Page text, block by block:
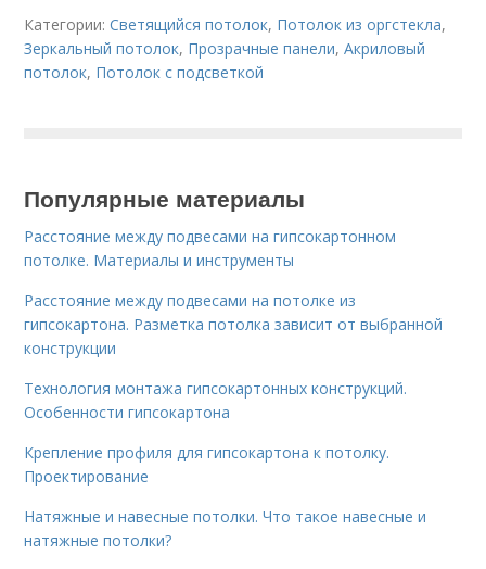
Категории:Светящийся потолок, Потолок из оргстекла,
Зеркальный потолок, Прозрачные панели,Акриловый
потолок, Потолок с подсветкой
Популярные материалы
Расстояние между подвесами на гипсокартонном
потолке. Материалы и инструменты
Расстояние между подвесами на потолке из
гипсокартона. Разметка потолка зависит от выбранной
конструкции
Технология монтажа гипсокартонных конструкций.
Особенности гипсокартона
Крепление профиля для гипсокартона к потолку.
Проектирование
Натяжные и навесные потолки. Что такое навесные и
натяжные потолки?